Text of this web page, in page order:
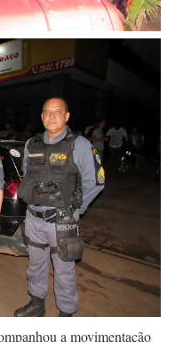
a movimentação